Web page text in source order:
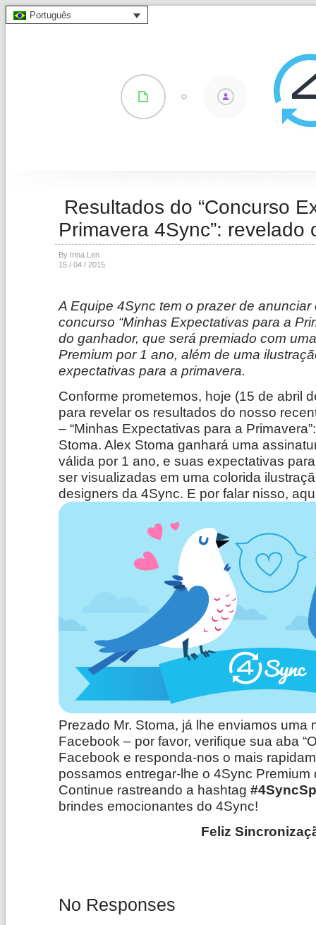
Português
Resultados do “Concurso
Primavera 4Sync”: revelado
By Irina Len
15 / 04 / 2015
A Equipe 4Sync tem o prazer de
concurso “Minhas Expectativas para a
do ganhador, que será premiado com
Premium por 1 ano, além de uma
expectativas para a primavera.
Conforme prometemos, hoje (15 de abril
para revelar os resultados do nosso
– “Minhas Expectativas para a
Stoma. Alex Stoma ganhará uma
válida por 1 ano, e suas expectativas
ser visualizadas em uma colorida
designers da 4Sync. E por falar nisso,
Prezado Mr. Stoma, já lhe enviamos uma
Facebook – por favor, verifique sua aba
Facebook e responda-nos o mais
possamos entregar-lhe o 4Sync
Continue rastreando a hashtag
brindes emocionantes do 4Sync!
Feliz
No Responses